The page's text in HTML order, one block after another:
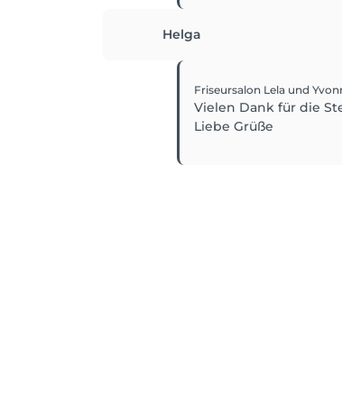
Helga
Friseursalon Lela und
Vielen Dank für die
Liebe Grüße